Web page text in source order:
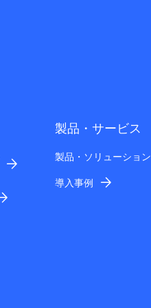
製品・サービス
製品・ソリューション
導入事例